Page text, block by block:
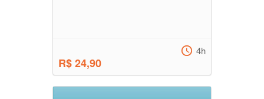
R$ 24,90
4h